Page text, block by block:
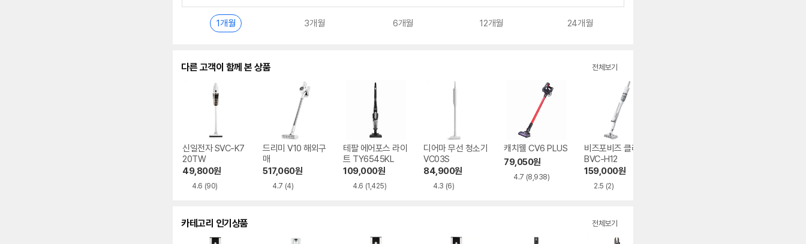
1개월 3개월 6개월 12개월 24개월
다른 고객이 함께 본 상품 전체보기
신일전자 SVC-K7
20TW
49,800원
4.6 (90)
드리미 V10 해외구
매
517,060원
4.7 (4)
테팔 에어포스 라이
트 TY6545KL
109,000원
4.6 (1,425)
디어마 무선 청소기
VC03S
84,900원
4.3 (6)
캐치웰 CV6 PLUS
79,050원
4.7 (8,938)
비즈포비즈 클래파
BVC-H12
159,000원
2.5 (2)
카테고리 인기상품 전체보기